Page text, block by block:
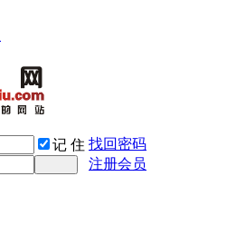
记 住 找回密码
注册会员